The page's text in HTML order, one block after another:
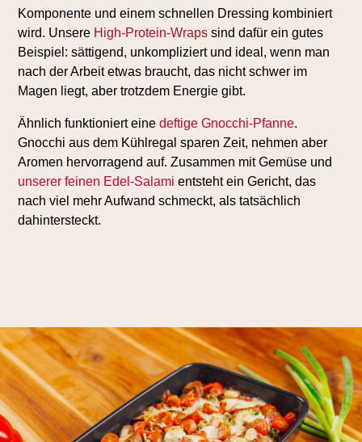
Komponente und einem schnellen Dressing kombiniert
wird. Unsere High-Protein-Wraps sind dafür ein gutes
Beispiel: sättigend, unkompliziert und ideal, wenn man
nach der Arbeit etwas braucht, das nicht schwer im
Magen liegt, aber trotzdem Energie gibt.
Ähnlich funktioniert einedeftige Gnocchi-Pfanne.
Gnocchi aus dem Kühlregal sparen Zeit, nehmen aber
Aromen hervorragend auf. Zusammen mit Gemüse und
unserer feinen Edel-Salami entsteht ein Gericht, das
nach viel mehr Aufwand schmeckt, als tatsächlich
dahintersteckt.